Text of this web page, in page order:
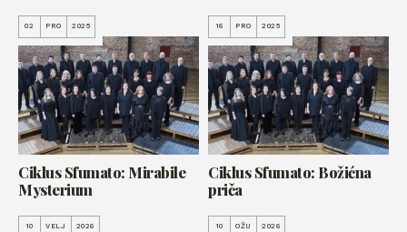
02 PRO 2025
Ciklus Sfumato: Mirabile
Mysterium
16 PRO 2025
Ciklus Sfumato: Božićna
priča
10 VELJ 2026 10 OŽU 2026